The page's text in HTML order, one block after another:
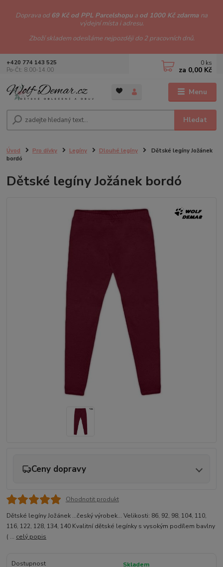
Doprava od69 Kč od PPL Parcelshopu a od 1000 Kč zdarma na
výdejní místa i adresu.
Zboží skladem odesíláme nejpozději do 2 pracovních dnů.
Menu
Hledat
+420 774 143 525
Po-Čt: 8.00-14.00
0 ks
za 0,00 Kč
Úvod Pro dívky Legíny Dlouhé legíny
Dětské legíny Jožánek
bordó
Dětské legíny Jožánek bordó
Ceny dopravy
Ohodnotit produkt
Dětské legíny Jožánek ...český výrobek... Velikosti: 86, 92, 98, 104, 110,
116, 122, 128, 134, 140 Kvalitní dětské legínky s vysokým podílem bavlny
( ... celý popis
Dostupnost
Skladem